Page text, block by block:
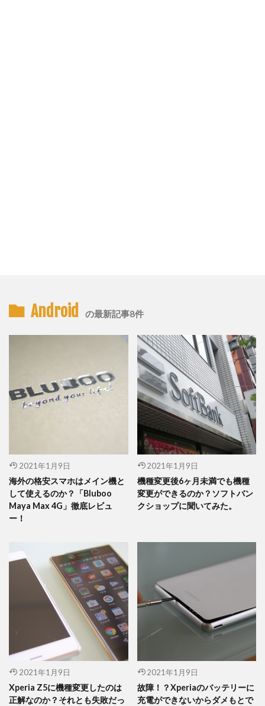
Android の最新記事8件
2021年1月9日
海外の格安スマホはメイン機と
して使えるのか？「Bluboo
Maya Max 4G」徹底レビュ
ー！
2021年1月9日
機種変更後6ヶ月未満でも機種
変更ができるのか？ソフトバン
クショップに聞いてみた。
2021年1月9日
Xperia Z5に機種変更したのは
正解なのか？それとも失敗だっ
2021年1月9日
故障！？Xperiaのバッテリーに
充電ができないからダメもとで